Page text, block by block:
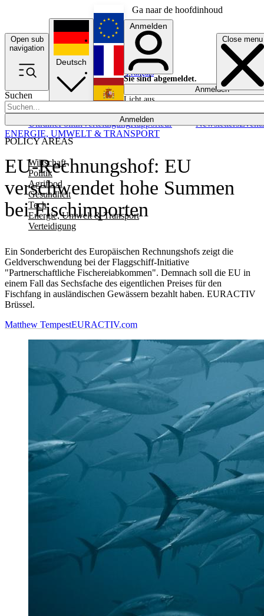
Ga naar de hoofdinhoud
Open sub
navigation
Close menu
Suchen
Anmelden
POLICY AREAS
Wirtschaft
Politik
Agrifood
Gesundheit
Tech
Energie, Umwelt & Transport
Verteidigung
UkrainePolitikVerteidigungRapporteur NewslettersEvents
Deutsch
English
Français
Anmelden
Sie sind abgemeldet.
Anmelden
Licht aus
EU-Rechnungshof: EU
verschwendet hohe Summen
bei Fischimporten
Ein Sonderbericht des Europäischen Rechnungshofs zeigt die
Geldverschwendung bei der Flaggschiff-Initiative
"Partnerschaftliche Fischereiabkommen". Demnach soll die EU in
einem Fall das Sechsfache des eigentlichen Preises für den
Fischfang in ausländischen Gewässern bezahlt haben. EURACTIV
Brüssel.
ENERGIE, UMWELT & TRANSPORT
Matthew TempestEURACTIV.com